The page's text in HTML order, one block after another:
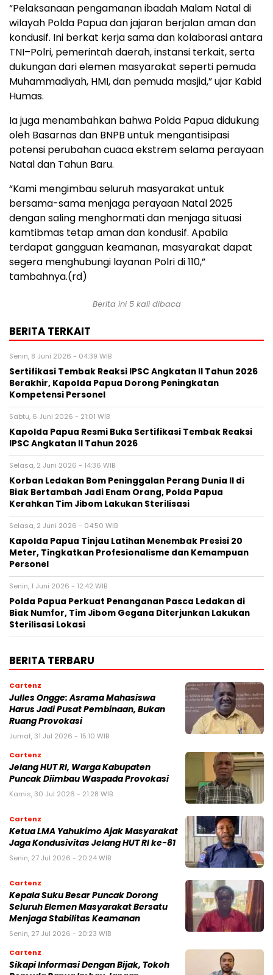
“Pelaksanaan pengamanan ibadah Malam Natal di
wilayah Polda Papua dan jajaran berjalan aman dan
kondusif. Ini berkat kerja sama dan kolaborasi antara
TNI–Polri, pemerintah daerah, instansi terkait, serta
dukungan dari elemen masyarakat seperti pemuda
Muhammadiyah, HMI, dan pemuda masjid,” ujar Kabid
Humas.
Ia juga menambahkan bahwa Polda Papua didukung
oleh Basarnas dan BNPB untuk mengantisipasi
potensi perubahan cuaca ekstrem selama perayaan
Natal dan Tahun Baru.
“Kami mengimbau seluruh masyarakat untuk
bersama-sama menjaga perayaan Natal 2025
dengan saling menghormati dan menjaga situasi
kamtibmas tetap aman dan kondusif. Apabila
terdapat gangguan keamanan, masyarakat dapat
segera menghubungi layanan Polri di 110,”
tambahnya.(rd)
Berita ini 5 kali dibaca
BERITA TERKAIT
Senin, 8 Juni 2026 - 04:39 WIB
Sertifikasi Tembak Reaksi IPSC Angkatan II Tahun 2026
Berakhir, Kapolda Papua Dorong Peningkatan
Kompetensi Personel
Sabtu, 6 Juni 2026 - 21:01 WIB
Kapolda Papua Resmi Buka Sertifikasi Tembak Reaksi
IPSC Angkatan II Tahun 2026
Selasa, 2 Juni 2026 - 14:36 WIB
Korban Ledakan Bom Peninggalan Perang Dunia II di
Biak Bertambah Jadi Enam Orang, Polda Papua
Kerahkan Tim Jibom Lakukan Sterilisasi
Selasa, 2 Juni 2026 - 04:50 WIB
Kapolda Papua Tinjau Latihan Menembak Presisi 20
Meter, Tingkatkan Profesionalisme dan Kemampuan
Personel
Senin, 1 Juni 2026 - 12:42 WIB
Polda Papua Perkuat Penanganan Pasca Ledakan di
Biak Numfor, Tim Jibom Gegana Diterjunkan Lakukan
Sterilisasi Lokasi
BERITA TERBARU
Cartenz
Julles Ongge: Asrama Mahasiswa
Harus Jadi Pusat Pembinaan, Bukan
Ruang Provokasi
Jumat, 31 Jul 2026 - 15:10 WIB
Cartenz
Jelang HUT RI, Warga Kabupaten
Puncak Diimbau Waspada Provokasi
Kamis, 30 Jul 2026 - 21:28 WIB
Cartenz
Ketua LMA Yahukimo Ajak Masyarakat
Jaga Kondusivitas Jelang HUT RI ke-81
Senin, 27 Jul 2026 - 20:24 WIB
Cartenz
Kepala Suku Besar Puncak Dorong
Seluruh Elemen Masyarakat Bersatu
Menjaga Stabilitas Keamanan
Senin, 27 Jul 2026 - 20:23 WIB
Cartenz
Sikapi Informasi Dengan Bijak, Tokoh